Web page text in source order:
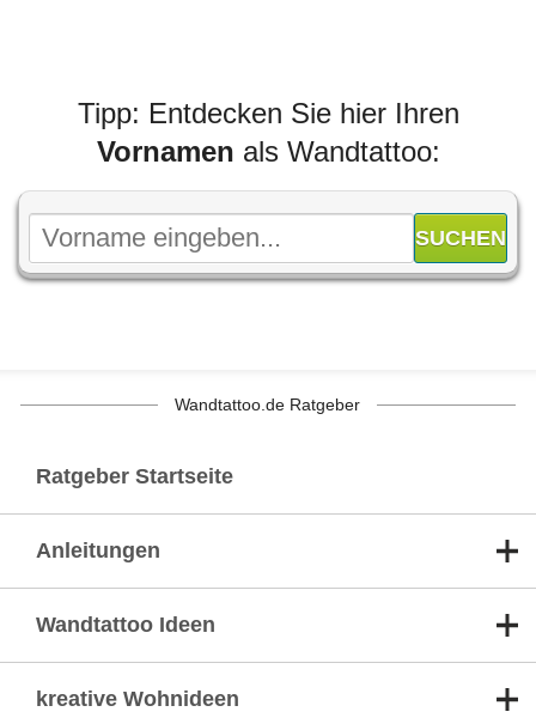
Tipp: Entdecken Sie hier Ihren
Vornamen als Wandtattoo:
Wandtattoo.de Ratgeber
Ratgeber Startseite
Anleitungen
Wandtattoo Ideen
kreative Wohnideen